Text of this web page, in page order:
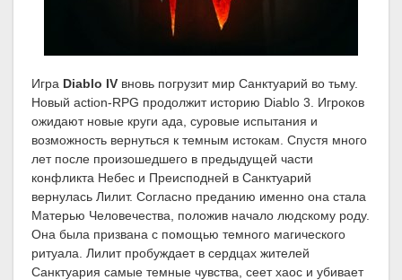
Игра Diablo IV вновь погрузит мир Санктуарий во тьму.
Новый action-RPG продолжит историю Diablo 3. Игроков
ожидают новые круги ада, суровые испытания и
возможность вернуться к темным истокам. Спустя много
лет после произошедшего в предыдущей части
конфликта Небес и Преисподней в Санктуарий
вернулась Лилит. Согласно преданию именно она стала
Матерью Человечества, положив начало людскому роду.
Она была призвана с помощью темного магического
ритуала. Лилит пробуждает в сердцах жителей
Санктуария самые темные чувства, сеет хаос и убивает